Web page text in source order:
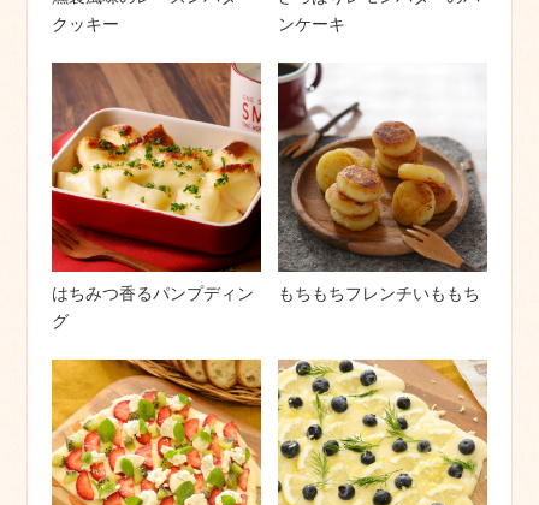
クッキー
ンケーキ
はちみつ香るパンプディン
グ
もちもちフレンチいももち